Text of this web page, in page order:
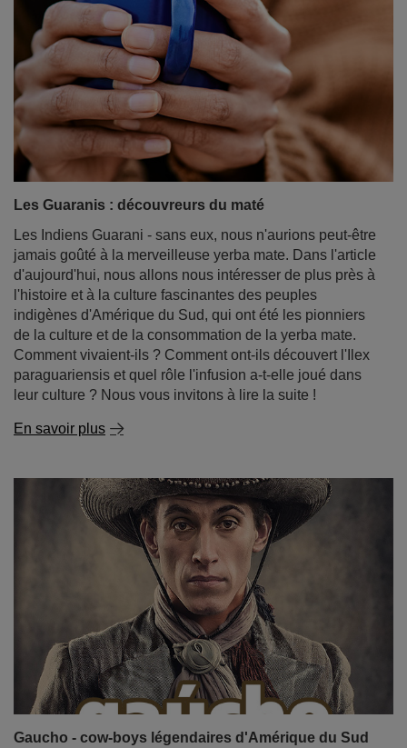
Les Guaranis : découvreurs du maté
Les Indiens Guarani - sans eux, nous n'aurions peut-être
jamais goûté à la merveilleuse yerba mate. Dans l'article
d'aujourd'hui, nous allons nous intéresser de plus près à
l'histoire et à la culture fascinantes des peuples
indigènes d'Amérique du Sud, qui ont été les pionniers
de la culture et de la consommation de la yerba mate.
Comment vivaient-ils ? Comment ont-ils découvert l'Ilex
paraguariensis et quel rôle l'infusion a-t-elle joué dans
leur culture ? Nous vous invitons à lire la suite !
En savoir plus
Gaucho - cow-boys légendaires d'Amérique du Sud